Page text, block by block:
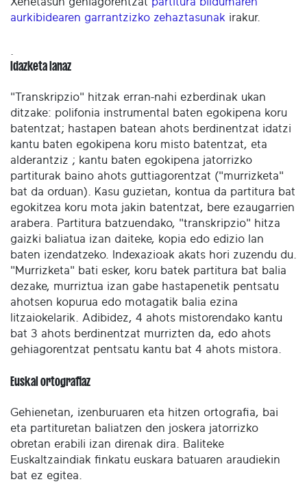
aurkibidearen garrantzizko zehaztasunak irakur.
Idazketa lanaz
"Transkripzio" hitzak erran-nahi ezberdinak ukan
ditzake: polifonia instrumental baten egokipena koru
batentzat; hastapen batean ahots berdinentzat idatzi
kantu baten egokipena koru misto batentzat, eta
alderantziz ; kantu baten egokipena jatorrizko
partiturak baino ahots guttiagorentzat ("murrizketa"
bat da orduan). Kasu guzietan, kontua da partitura bat
egokitzea koru mota jakin batentzat, bere ezaugarrien
arabera. Partitura batzuendako, "transkripzio" hitza
gaizki baliatua izan daiteke, kopia edo edizio lan
baten izendatzeko. Indexazioak akats hori zuzendu du.
"Murrizketa" bati esker, koru batek partitura bat balia
dezake, murriztua izan gabe hastapenetik pentsatu
ahotsen kopurua edo motagatik balia ezina
litzaiokelarik. Adibidez, 4 ahots mistorendako kantu
bat 3 ahots berdinentzat murrizten da, edo ahots
gehiagorentzat pentsatu kantu bat 4 ahots mistora.
Euskal ortografiaz
Gehienetan, izenburuaren eta hitzen ortografia, bai
eta partituretan baliatzen den joskera jatorrizko
obretan erabili izan direnak dira. Baliteke
Euskaltzaindiak finkatu euskara batuaren araudiekin
bat ez egitea.